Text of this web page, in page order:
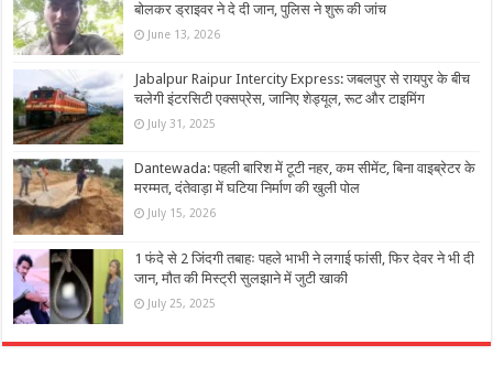
बोलकर ड्राइवर ने दे दी जान, पुलिस ने शुरू की जांच
June 13, 2026
Jabalpur Raipur Intercity Express: जबलपुर से रायपुर के बीच
चलेगी इंटरसिटी एक्सप्रेस, जानिए शेड्यूल, रूट और टाइमिंग
July 31, 2025
Dantewada: पहली बारिश में टूटी नहर, कम सीमेंट, बिना वाइब्रेटर के
मरम्मत, दंतेवाड़ा में घटिया निर्माण की खुली पोल
July 15, 2026
1 फंदे से 2 जिंदगी तबाहः पहले भाभी ने लगाई फांसी, फिर देवर ने भी दी
जान, मौत की मिस्ट्री सुलझाने में जुटी खाकी
July 25, 2025